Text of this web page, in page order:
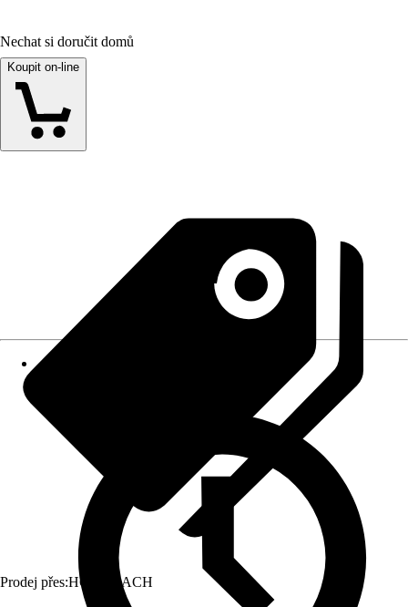
Nechat si doručit domů
Koupit on-line
Prodej přes:HORNBACH